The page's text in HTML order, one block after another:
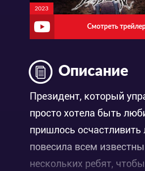
2023
Смотреть
Описание
Президент, который
просто хотела быть
пришлось
повесила всем
нескольких ребят,